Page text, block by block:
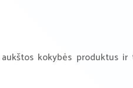
kokybės produktus ir